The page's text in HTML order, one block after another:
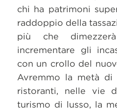
chi ha patrimoni
raddoppio della
più che
incrementare gli
con un crollo del
Avremmo la metà di
ristoranti, nelle vie
turismo di lusso, la